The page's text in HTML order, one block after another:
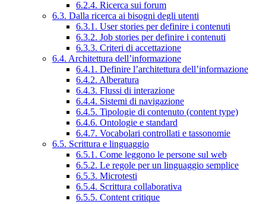
6.2.4. Ricerca sui forum
6.3. Dalla ricerca ai bisogni degli utenti
6.3.1. User stories per definire i contenuti
6.3.2. Job stories per definire i contenuti
6.3.3. Criteri di accettazione
6.4. Architettura dell’informazione
6.4.1. Definire l’architettura dell’informazione
6.4.2. Alberatura
6.4.3. Flussi di interazione
6.4.4. Sistemi di navigazione
6.4.5. Tipologie di contenuto (content type)
6.4.6. Ontologie e standard
6.4.7. Vocabolari controllati e tassonomie
6.5. Scrittura e linguaggio
6.5.1. Come leggono le persone sul web
6.5.2. Le regole per un linguaggio semplice
6.5.3. Microtesti
6.5.4. Scrittura collaborativa
6.5.5. Content critique